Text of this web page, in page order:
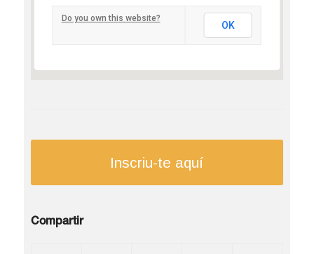
Do you own this website?
OK
Inscriu-te aquí
Compartir